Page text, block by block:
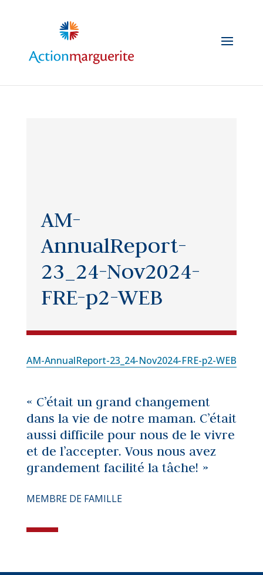
AM-
AnnualReport-
23_24-Nov2024-
FRE-p2-WEB
AM-AnnualReport-23_24-Nov2024-FRE-p2-WEB
« C’était un grand changement
dans la vie de notre maman. C’était
aussi difficile pour nous de le vivre
et de l’accepter. Vous nous avez
grandement facilité la tâche! »
MEMBRE DE FAMILLE